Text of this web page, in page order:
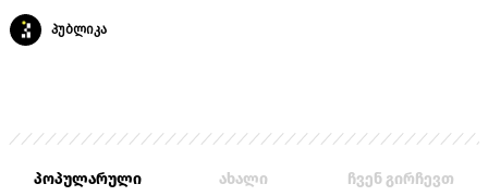
პუბლიკა
პოპულარული ახალი ჩვენ გირჩევთ